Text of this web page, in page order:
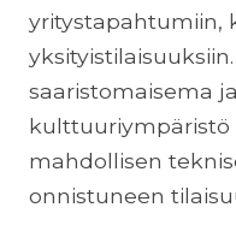
yritystapahtumiin,
saaristomaisema
kulttuuriympäristö
mahdollisen
onnistuneen